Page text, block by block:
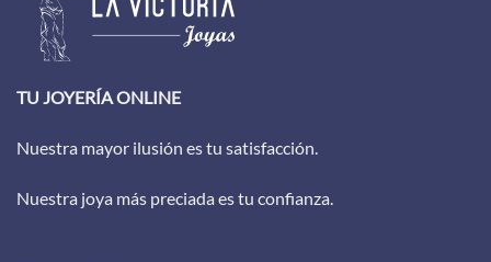
TU JOYERÍA ONLINE
Nuestra mayor ilusión es tu satisfacción.
Nuestra joya más preciada es tu confianza.